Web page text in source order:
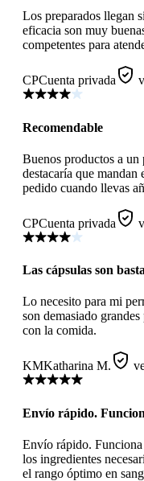
Los preparados llegan
eficacia son muy
competentes para
CPCuenta privada
Recomendable
Buenos productos a
destacaría que
pedido cuando llevas
CPCuenta privada
Las cápsulas son
Lo necesito para mi
son demasiado
con la comida.
KMKatharina M.
Envío rápido.
Envío rápido.
los ingredientes
el rango óptimo en